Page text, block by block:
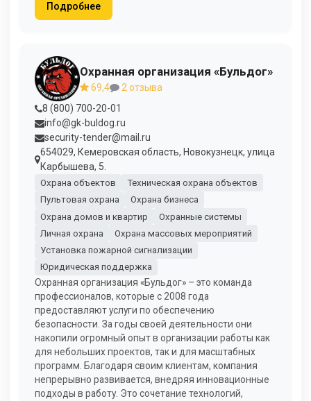
Подробнее
Охранная организация «Бульдог»
69,4
2 отзыва
8 (800) 700-20-01
info@gk-buldog.ru
security-tender@mail.ru
654029, Кемеровская область, Новокузнецк, улица
Карбышева, 5.
Охрана объектов
Техническая охрана объектов
Пультовая охрана
Охрана бизнеса
Охрана домов и квартир
Охранные системы
Личная охрана
Охрана массовых мероприятий
Установка пожарной сигнализации
Юридическая поддержка
Охранная организация «Бульдог» – это команда
профессионалов, которые с 2008 года
предоставляют услуги по обеспечению
безопасности. За годы своей деятельности они
накопили огромный опыт в организации работы как
для небольших проектов, так и для масштабных
программ. Благодаря своим клиентам, компания
непрерывно развивается, внедряя инновационные
подходы в работу. Это сочетание технологий,